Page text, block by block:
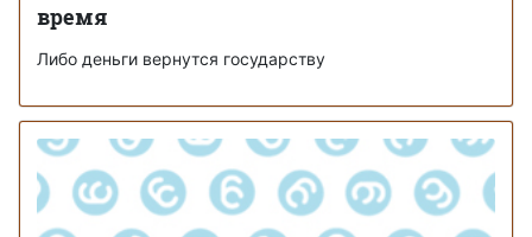
время
Либо деньги вернутся государству